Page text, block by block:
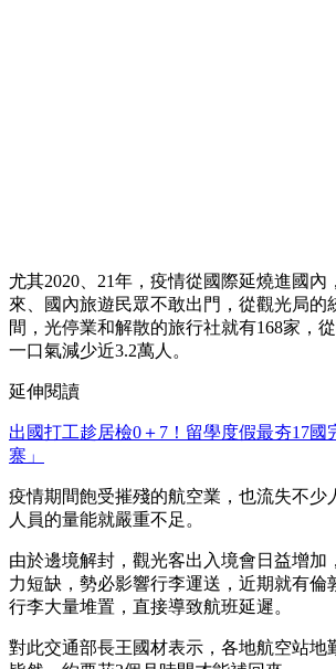
尤其2020、21年，疫情從國際延燒進國內
來、國內旅遊民眾不敢出門，從觀光局的
間，光停業和解散的旅行社就有168家，
一口氣減少近3.2萬人。
延伸閱讀
出國打工趁居檢0＋7！留學度假最夯17國
寨」
疫情期間飽受摧殘的航空業，也流失不少
人員的量能就嚴重不足。
由於邊境解封，觀光客出入境會日益增加
力短缺，勢必影響行李運送，近期就有倫
行李大量堆置，直接導致航班延遲。
對此交通部長王國材表示，各地航空站地